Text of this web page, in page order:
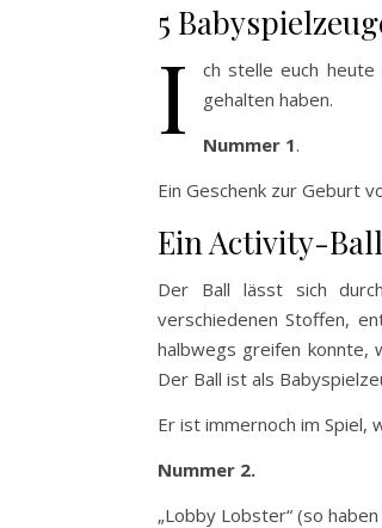
5
I
ch stelle euch
gehalten haben.
Nummer 1.
Ein Geschenk zur Geburt
Ein Activity-Ball
Der Ball lässt sich
verschiedenen Stoffen,
halbwegs greifen konnte,
Der Ball ist als
Er ist immernoch im Spiel,
Nummer 2.
„Lobby Lobster“ (so